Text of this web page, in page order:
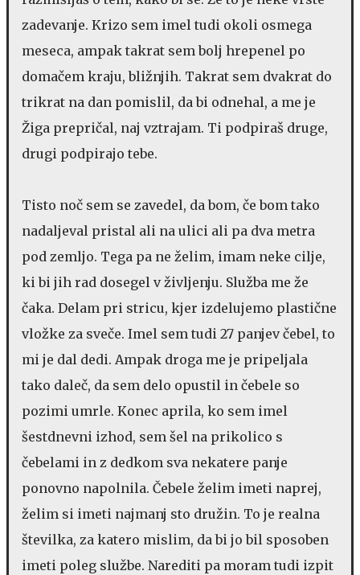
zadevanje. Krizo sem imel tudi okoli osmega
meseca, ampak takrat sem bolj hrepenel po
domačem kraju, bližnjih. Takrat sem dvakrat do
trikrat na dan pomislil, da bi odnehal, a me je
Žiga prepričal, naj vztrajam. Ti podpiraš druge,
drugi podpirajo tebe.
Tisto noč sem se zavedel, da bom, če bom tako
nadaljeval pristal ali na ulici ali pa dva metra
pod zemljo. Tega pa ne želim, imam neke cilje,
ki bi jih rad dosegel v življenju. Služba me že
čaka. Delam pri stricu, kjer izdelujemo plastične
vložke za sveče. Imel sem tudi 27 panjev čebel, to
mi je dal dedi. Ampak droga me je pripeljala
tako daleč, da sem delo opustil in čebele so
pozimi umrle. Konec aprila, ko sem imel
šestdnevni izhod, sem šel na prikolico s
čebelami in z dedkom sva nekatere panje
ponovno napolnila. Čebele želim imeti naprej,
želim si imeti najmanj sto družin. To je realna
številka, za katero mislim, da bi jo bil sposoben
imeti poleg službe. Narediti pa moram tudi izpit